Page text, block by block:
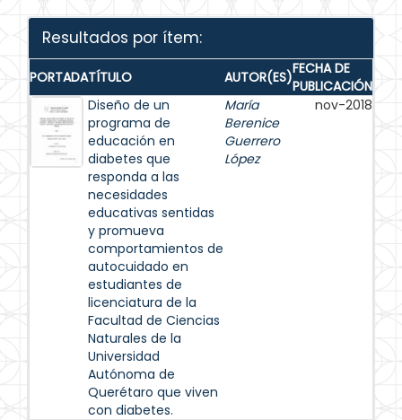
Resultados por ítem:
PORTADATÍTULO AUTOR(ES)FECHA DE
PUBLICACIÓN
Diseño de un
programa de
educación en
diabetes que
responda a las
necesidades
educativas sentidas
y promueva
comportamientos de
autocuidado en
estudiantes de
licenciatura de la
Facultad de Ciencias
Naturales de la
Universidad
Autónoma de
Querétaro que viven
con diabetes.
María
Berenice
Guerrero
López
nov-2018